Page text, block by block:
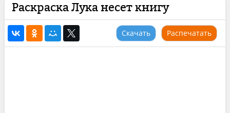
Раскраска Лука несет книгу
Скачать Распечатать